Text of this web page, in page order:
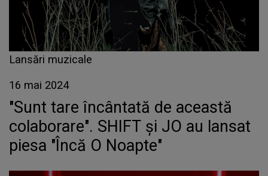
Lansări muzicale
16 mai 2024
"Sunt tare încântată de această
colaborare". SHIFT și JO au lansat
piesa "Încă O Noapte"